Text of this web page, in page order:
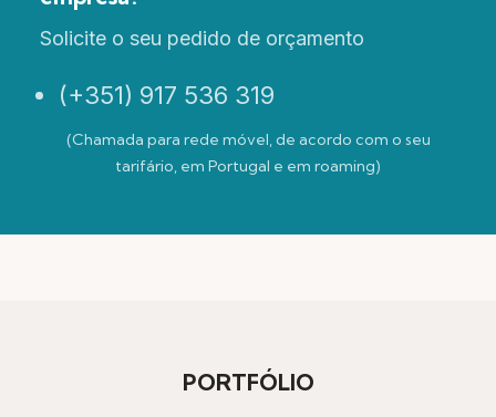
Solicite o seu pedido de orçamento
(+351) 917 536 319
(Chamada para rede móvel, de acordo com o seu
tarifário, em Portugal e em roaming)
PORTFÓLIO